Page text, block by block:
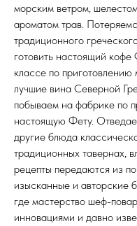
морским ветром,
ароматом трав.
традиционного
готовить настоящий
классе по
лучшие вина Северной
побываем на фабрике по
настоящую Фету.
другие блюда
традиционных тавернах,
рецепты передаются из
изысканные и авторские
где мастерство шеф-
инновациями и давно